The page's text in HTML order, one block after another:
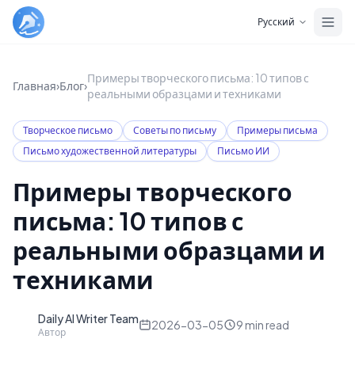
Русский
Главная›Блог›
Примеры творческого письма: 10 типов с
реальными образцами и техниками
Творческое письмо Советы по письму
Примеры письма
Письмо художественной литературы
Письмо ИИ
Примеры творческого
письма: 10 типов с
реальными образцами и
техниками
Daily AI Writer Team
Автор
2026-03-05 9 min read